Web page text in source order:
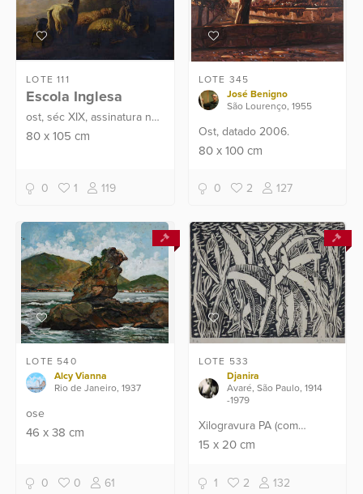
LOTE 111
Escola Inglesa
ost, séc XIX, assinatura não
identificada.
80x 105cm
0 1 119
LOTE 345
José Benigno
São Lourenço, 1955
Ost, datado 2006.
80 x100 cm
0 2 127
LOTE 540
Alcy Vianna
Rio de Janeiro, 1937
ose
46x 38cm
0 0 61
LOTE 533
Djanira
Avaré, São Paulo, 1914
-1979
Xilogravura PA (com
marcas do tempo).
15 x20 cm
1 2 132